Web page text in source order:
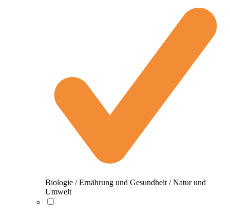
Biologie / Ernährung und Gesundheit / Natur und
Umwelt